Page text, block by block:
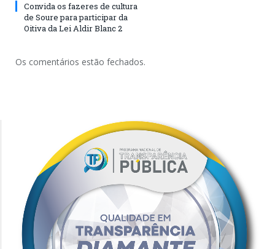
Convida os fazeres de cultura
de Soure para participar da
Oitiva da Lei Aldir Blanc 2
Os comentários estão fechados.